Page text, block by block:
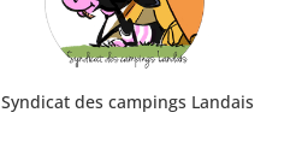
Syndicat des campings Landais